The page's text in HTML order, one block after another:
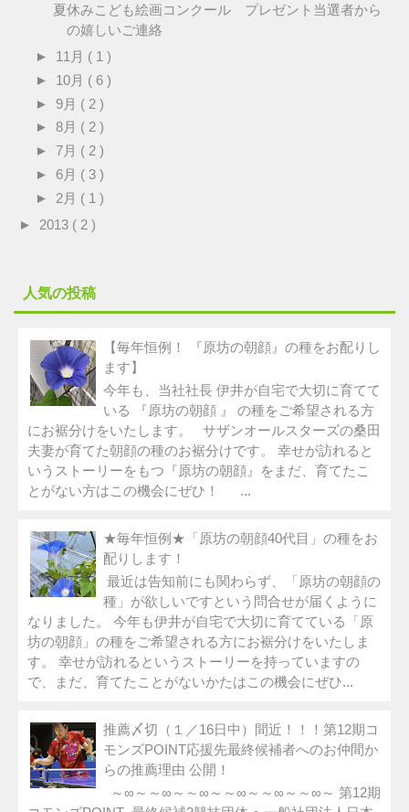
夏休みこども絵画コンクール プレゼント当選者から
の嬉しいご連絡
► 11月 ( 1 )
► 10月 ( 6 )
► 9月 ( 2 )
► 8月 ( 2 )
► 7月 ( 2 )
► 6月 ( 3 )
► 2月 ( 1 )
► 2013 ( 2 )
人気の投稿
【毎年恒例！ 『原坊の朝顔』の種をお配りし
ます】
今年も、当社社長 伊井が自宅で大切に育てて
いる 『原坊の朝顔 』 の種をご希望される方
にお裾分けをいたします。 サザンオールスターズの桑田
夫妻が育てた朝顔の種のお裾分けです。 幸せが訪れると
いうストーリーをもつ『原坊の朝顔』をまだ、育てたこ
とがない方はこの機会にぜひ！ ...
★毎年恒例★「原坊の朝顔40代目」の種をお
配りします！
最近は告知前にも関わらず、「原坊の朝顔の
種」が欲しいですという問合せが届くように
なりました。 今年も伊井が自宅で大切に育てている「原
坊の朝顔」の種をご希望される方にお裾分けをいたしま
す。 幸せが訪れるというストーリーを持っていますの
で、まだ、育てたことがないかたはこの機会にぜひ...
推薦〆切（１／16日中）間近！！！第12期コ
モンズPOINT応援先最終候補者へのお仲間か
らの推薦理由 公開！
～∞～～∞～～∞～～∞～～∞～～∞～ 第12期